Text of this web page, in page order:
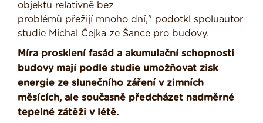
objektu relativně bez
problémů přežijí mnoho dní," podotkl spoluautor
studie Michal Čejka ze Šance pro budovy.
Míra prosklení fasád a akumulační schopnosti
budovy mají podle studie umožňovat zisk
energie ze slunečního záření v zimních
měsících, ale současně předcházet nadměrné
tepelné zátěži v létě.